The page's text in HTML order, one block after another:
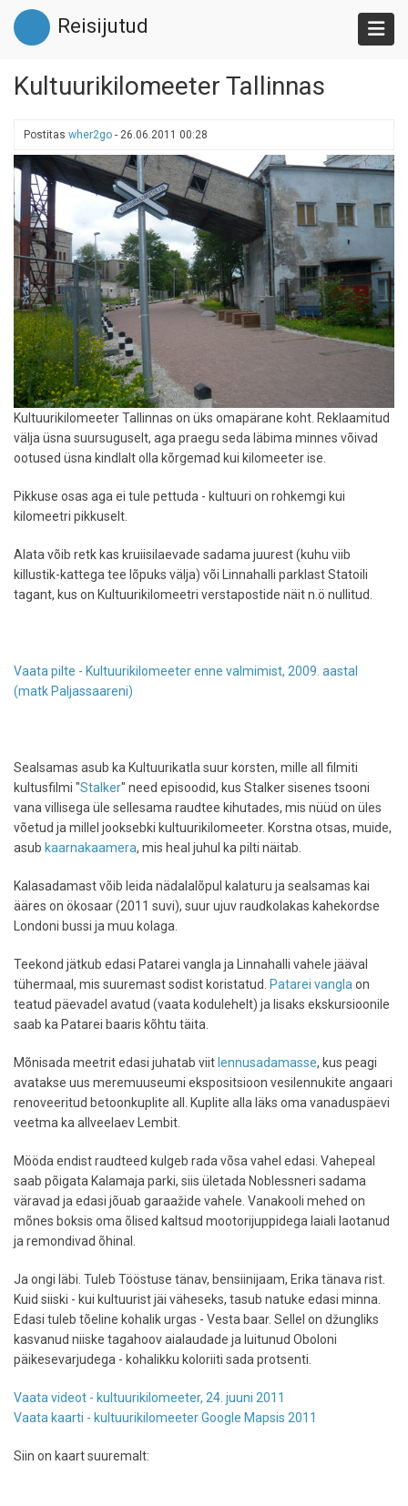
Liigu
edasi
põhisisu
Reisijutud
Kultuurikilomeeter Tallinnas
Postitas wher2go - 26.06.2011 00:28
Kultuurikilomeeter Tallinnas on üks omapärane koht. Reklaamitud
välja üsna suursuguselt, aga praegu seda läbima minnes võivad
ootused üsna kindlalt olla kõrgemad kui kilomeeter ise.
Pikkuse osas aga ei tule pettuda - kultuuri on rohkemgi kui
kilomeetri pikkuselt.
Alata võib retk kas kruiisilaevade sadama juurest (kuhu viib
killustik-kattega tee lõpuks välja) või Linnahalli parklast Statoili
tagant, kus on Kultuurikilomeetri verstapostide näit n.ö nullitud.
Vaata pilte - Kultuurikilomeeter enne valmimist, 2009. aastal
(matk Paljassaareni)
Sealsamas asub ka Kultuurikatla suur korsten, mille all filmiti
kultusfilmi "Stalker" need episoodid, kus Stalker sisenes tsooni
vana villisega üle sellesama raudtee kihutades, mis nüüd on üles
võetud ja millel jooksebki kultuurikilomeeter. Korstna otsas, muide,
asub kaarnakaamera, mis heal juhul ka pilti näitab.
Kalasadamast võib leida nädalalõpul kalaturu ja sealsamas kai
ääres on ökosaar (2011 suvi), suur ujuv raudkolakas kahekordse
Londoni bussi ja muu kolaga.
Teekond jätkub edasi Patarei vangla ja Linnahalli vahele jääval
tühermaal, mis suuremast sodist koristatud.
Patarei vangla on
teatud päevadel avatud (vaata kodulehelt) ja lisaks ekskursioonile
saab ka Patarei baaris kõhtu täita.
Mõnisada meetrit edasi juhatab viit lennusadamasse, kus peagi
avatakse uus meremuuseumi ekspositsioon vesilennukite angaari
renoveeritud betoonkuplite all. Kuplite alla läks oma vanaduspäevi
veetma ka allveelaev Lembit.
Mööda endist raudteed kulgeb rada võsa vahel edasi. Vahepeal
saab põigata Kalamaja parki, siis ületada Noblessneri sadama
väravad ja edasi jõuab garaažide vahele. Vanakooli mehed on
mõnes boksis oma õlised kaltsud mootorijuppidega laiali laotanud
ja remondivad õhinal.
Ja ongi läbi. Tuleb Tööstuse tänav, bensiinijaam, Erika tänava rist.
Kuid siiski - kui kultuurist jäi väheseks, tasub natuke edasi minna.
Edasi tuleb tõeline kohalik urgas - Vesta baar. Sellel on džungliks
kasvanud niiske tagahoov aialaudade ja luitunud Oboloni
päikesevarjudega - kohalikku koloriiti sada protsenti.
Vaata videot - kultuurikilomeeter, 24. juuni 2011
Vaata kaarti - kultuurikilomeeter Google Mapsis 2011
Siin on kaart suuremalt: